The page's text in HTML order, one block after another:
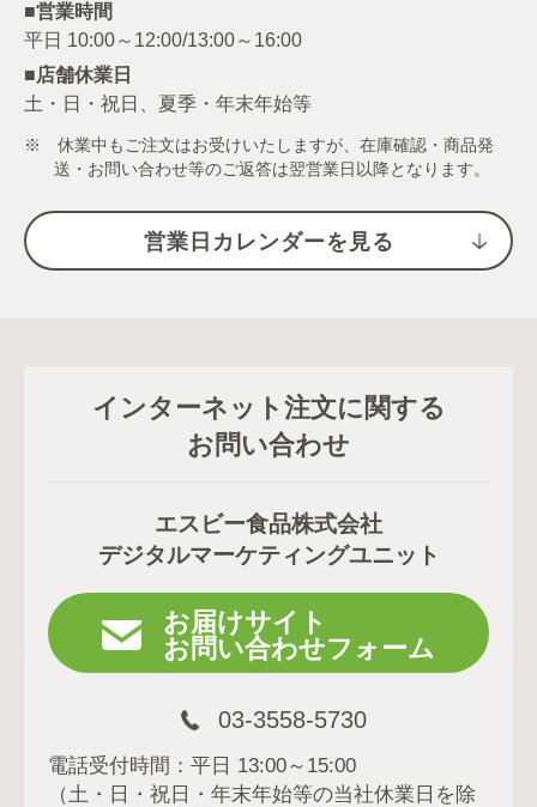
■営業時間
■店舗休業日
土・日・祝日、夏季・年末年始等
※ 休業中もご注文はお受けいたしますが、在庫確認・商品発
送・お問い合わせ等のご返答は翌営業日以降となります。
営業日カレンダーを見る
インターネット注文に関する
お問い合わせ
エスビー食品株式会社
デジタルマーケティングユニット
お届けサイト
お問い合わせフォーム
03-3558-5730
電話受付時間：平日 13:00～15:00
（土・日・祝日・年末年始等の当社休業日を除